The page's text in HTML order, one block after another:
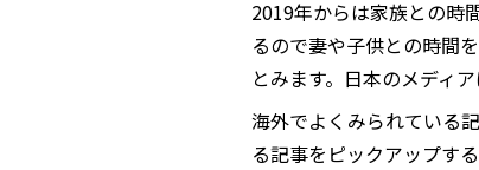
2019年からは家族との時
るので妻や子供との時間
とみます。日本のメディ
海外でよくみられている
る記事をピックアップす